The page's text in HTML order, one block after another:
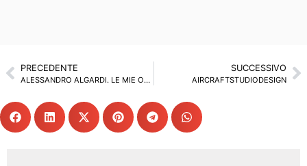
PRECEDENTE
ALESSANDRO ALGARDI. LE MIE OPERE ALLA CORTE DI RE MIDA
SUCCESSIVO
AIRCRAFTSTUDIODESIGN